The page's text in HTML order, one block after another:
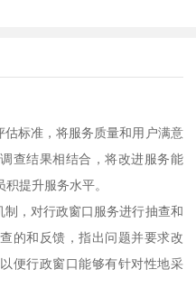
标准，将服务质量和用户满意
查结果相结合，将改进服务能
提升服务水平。
，对行政窗口服务进行抽查和
的和反馈，指出问题并要求改
便行政窗口能够有针对性地采